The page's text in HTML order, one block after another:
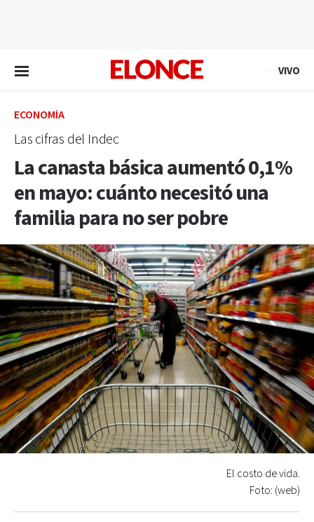
VIVO
ECONOMÍA
Las cifras del Indec
La canasta básica aumentó 0,1%
en mayo: cuánto necesitó una
familia para no ser pobre
El costo de vida.
Foto: (web)